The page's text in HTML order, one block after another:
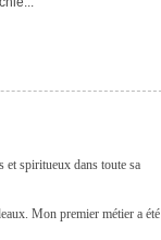
et spiritueux dans toute sa
Mon premier métier a été